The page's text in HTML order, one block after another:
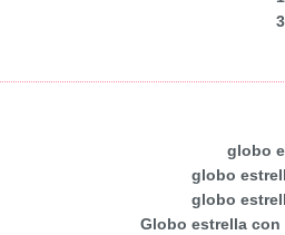
globo
globo
globo
Globo estrella con